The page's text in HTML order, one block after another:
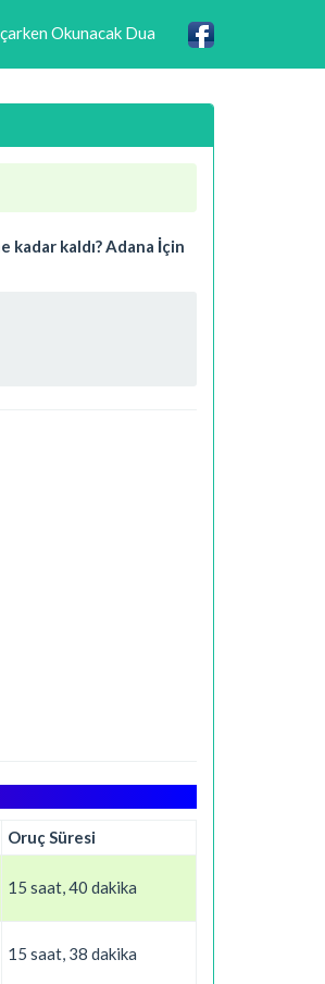
Okunacak Dua
kaldı? Adana İçin
Oruç Süresi
15 saat, 40 dakika
15 saat, 38 dakika